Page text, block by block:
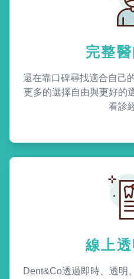
完整
還在靠口碑尋找適合自己
更多的選擇自由與更好的
看診
線上
Dent&Co透過即時、透明